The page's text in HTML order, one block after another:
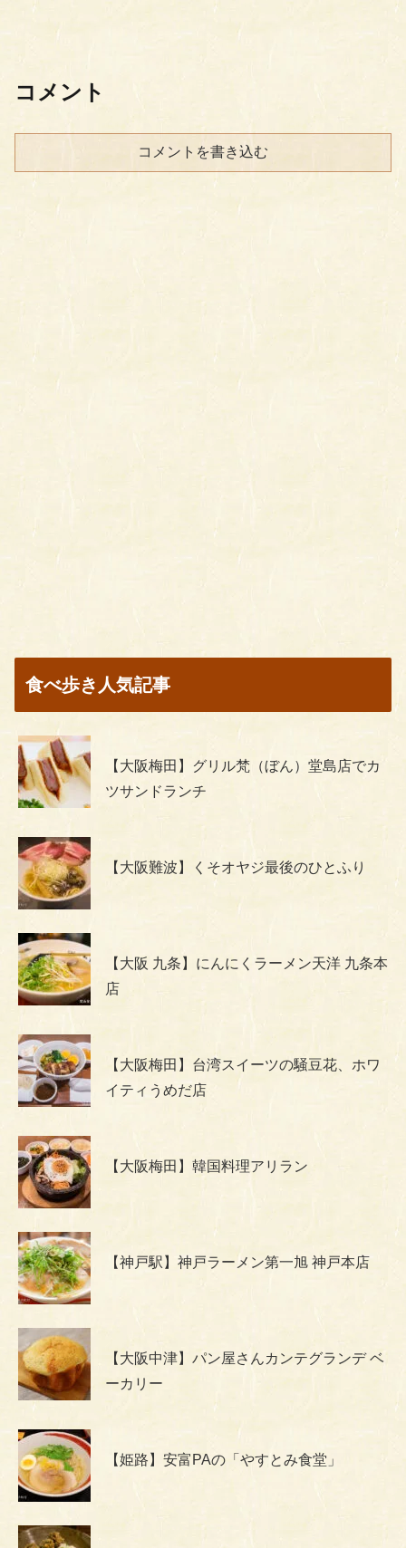
コメント
コメントを書き込む
食べ歩き人気記事
【大阪梅田】グリル梵（ぼん）堂島店でカ
ツサンドランチ
【大阪難波】くそオヤジ最後のひとふり
【大阪 九条】にんにくラーメン天洋 九条本
店
【大阪梅田】台湾スイーツの騒豆花、ホワ
イティうめだ店
【大阪梅田】韓国料理アリラン
【神戸駅】神戸ラーメン第一旭 神戸本店
【大阪中津】パン屋さんカンテグランデ ベ
ーカリー
【姫路】安富PAの「やすとみ食堂」